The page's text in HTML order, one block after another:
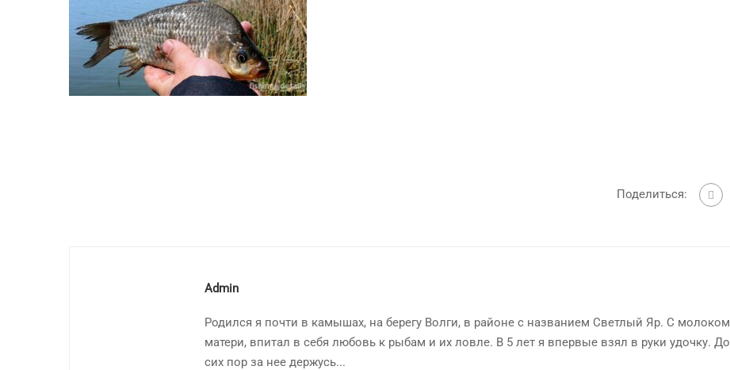
Поделиться:
Admin
Родился я почти в камышах, на берегу Волги, в районе с названием Светлый Яр. С молоком
матери, впитал в себя любовь к рыбам и их ловле. В 5 лет я впервые взял в руки удочку. До
сих пор за нее держусь...